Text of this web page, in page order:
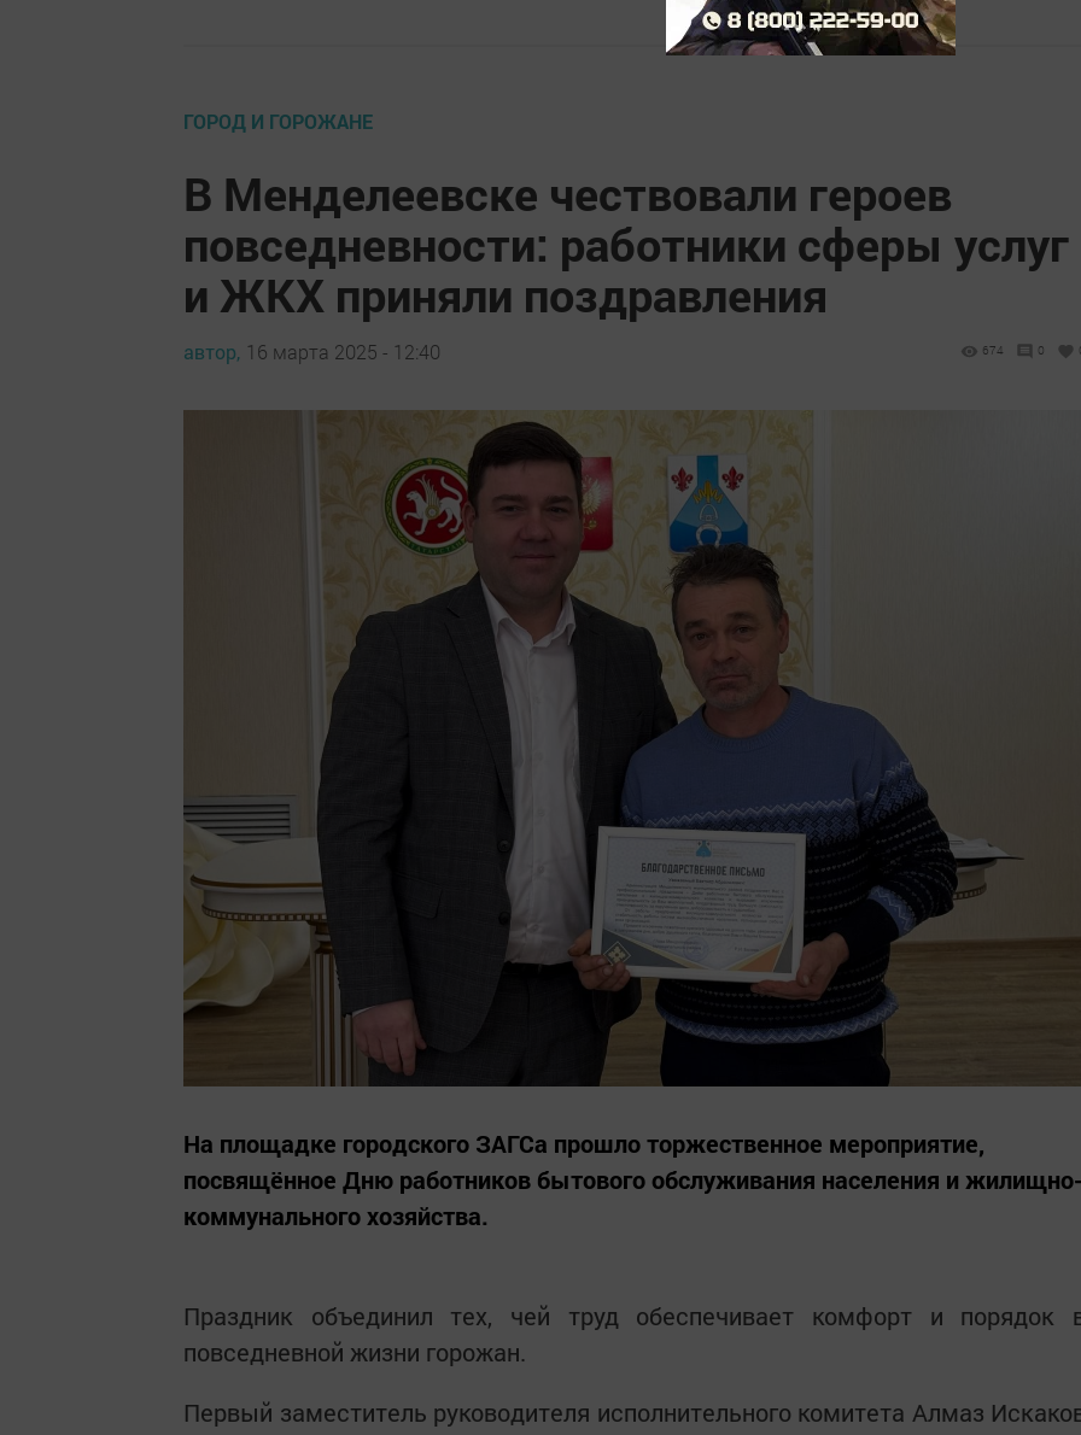
ГОРОД И ГОРОЖАНЕ
В Менделеевске чествовали героев
повседневности: работники сферы услуг
и ЖКХ приняли поздравления
автор, 16 марта 2025 - 12:40 674 0
На площадке городского ЗАГСа прошло торжественное мероприятие,
посвящённое Дню работников бытового обслуживания населения и
коммунального хозяйства.
Праздник объединил тех, чей труд обеспечивает комфорт и порядок
повседневной жизни горожан.
Первый заместитель руководителя исполнительного комитета Алмаз